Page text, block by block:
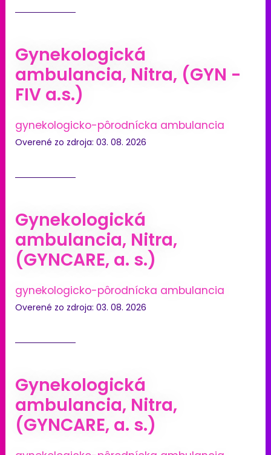
Gynekologická
ambulancia, Nitra, (GYN -
FIV a.s.)
gynekologicko-pôrodnícka ambulancia
Overené zo zdroja: 03. 08. 2026
Gynekologická
ambulancia, Nitra,
(GYNCARE, a. s.)
gynekologicko-pôrodnícka ambulancia
Overené zo zdroja: 03. 08. 2026
Gynekologická
ambulancia, Nitra,
(GYNCARE, a. s.)